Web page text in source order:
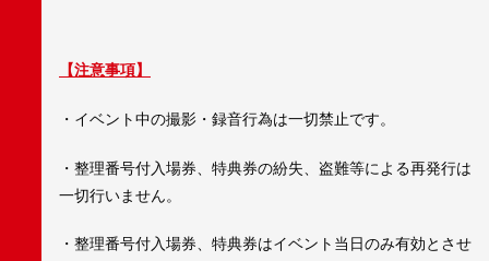
【注意事項】
・イベント中の撮影・録音行為は一切禁止です。
・整理番号付入場券、特典券の紛失、盗難等による再発行は
一切行いません。
・整理番号付入場券、特典券はイベント当日のみ有効とさせ